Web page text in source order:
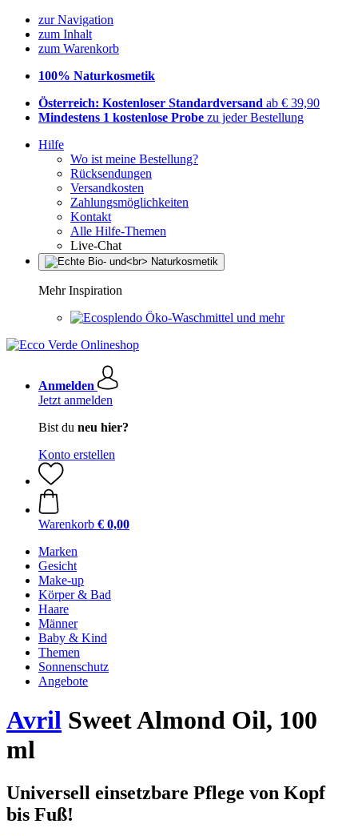
zur Navigation
zum Inhalt
zum Warenkorb
100% Naturkosmetik
Österreich: Kostenloser Standardversand ab € 39,90
Mindestens 1 kostenlose Probe zu jeder Bestellung
Hilfe
Wo ist meine Bestellung?
Rücksendungen
Versandkosten
Zahlungsmöglichkeiten
Kontakt
Alle Hilfe-Themen
Live-Chat
Mehr Inspiration
Öko-Waschmittel und mehr
Anmelden
Jetzt anmelden
Bist du neu hier?
Konto erstellen
Warenkorb € 0,00
Marken
Gesicht
Make-up
Körper & Bad
Haare
Männer
Baby & Kind
Themen
Sonnenschutz
Angebote
Avril Sweet Almond Oil, 100
ml
Universell einsetzbare Pflege von Kopf
bis Fuß!